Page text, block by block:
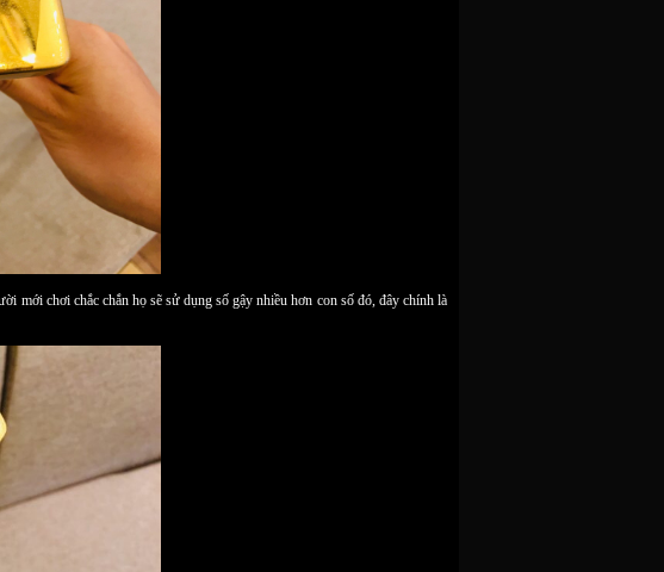
mới chơi chắc chắn họ sẽ sử dụng số gậy nhiều hơn con số đó, đây chính là